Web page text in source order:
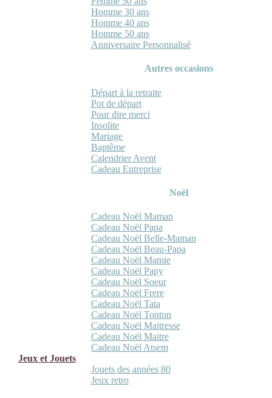
Homme 30 ans
Homme 40 ans
Homme 50 ans
Anniversaire Personnalisé
Autres occasions
Départ à la retraite
Pot de départ
Pour dire merci
Insolite
Mariage
Baptême
Calendrier Avent
Cadeau Entreprise
Noël
Cadeau Noël Maman
Cadeau Noël Papa
Cadeau Noël Belle-Maman
Cadeau Noël Beau-Papa
Cadeau Noël Mamie
Cadeau Noël Papy
Cadeau Noël Soeur
Cadeau Noël Frere
Cadeau Noël Tata
Cadeau Noël Tonton
Cadeau Noël Maitresse
Cadeau Noël Maitre
Cadeau Noël Atsem
Jeux et Jouets
Jouets des années 80
Jeux retro